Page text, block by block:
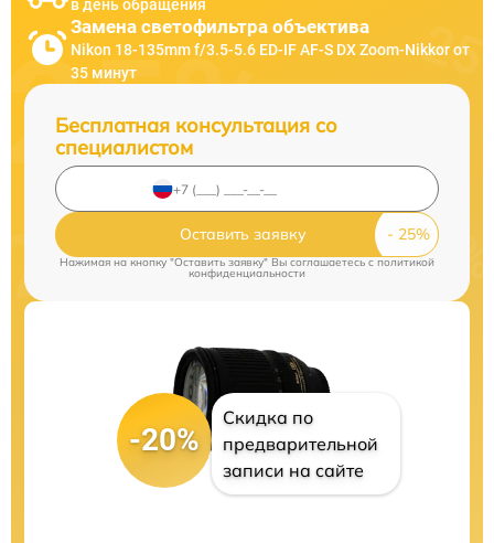
в день обращения
Замена светофильтра объектива
Nikon 18-135mm f/3.5-5.6 ED-IF AF-S DX Zoom-Nikkor от
35 минут
Бесплатная консультация со
специалистом
Оставить заявку
Нажимая на кнопку "Оставить заявку" Вы соглашаетесь cполитикой
конфиденциальности
-20%
Скидка по
предварительной
записи на сайте